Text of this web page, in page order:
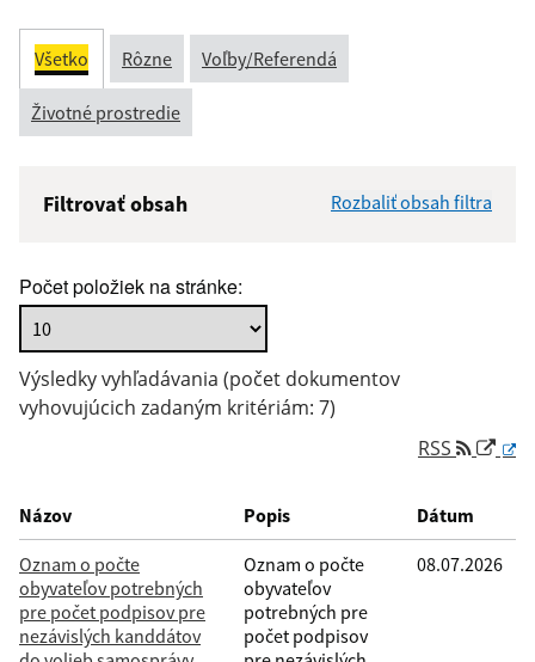
Všetko Rôzne Voľby/Referendá
Životné prostredie
Filtrovať obsah Rozbaliť obsah filtra
Popis:
Dátum zverejnenia od:
Filtrovať
Počet položiek na stránke:
Výsledky vyhľadávania (počet dokumentov
vyhovujúcich zadaným kritériám: 7)
RSS
Názov Popis Dátum
Oznam o počte
obyvateľov potrebných
pre počet podpisov pre
nezávislých kanddátov
Oznam o počte
obyvateľov
potrebných pre
počet podpisov
08.07.2026